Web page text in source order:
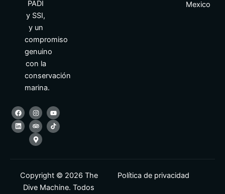
PADI
y SSI,
y un
compromiso
genuino
con la
conservación
marina.
F
a
c
e
b
I
n
s
t
a
g
r
Y
o
u
t
u
L
i
n
k
e
T
r
i
p
a
d
v
r
M
a
p
-
m
a
r
-
a
l
Mexico
Copyright © 2026 The
Dive Machine. Todos
Política de privacidad